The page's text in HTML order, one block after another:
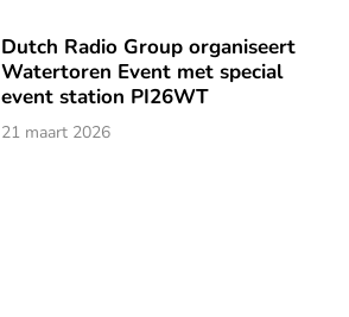
Dutch Radio Group organiseert
Watertoren Event met special
event station PI26WT
21 maart 2026